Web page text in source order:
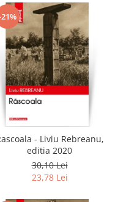
- Liviu Rebreanu,
editia 2020
30,10 Lei
23,78 Lei